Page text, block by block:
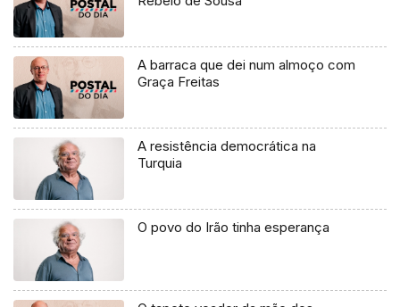
A barraca que dei num almoço com
Graça Freitas
A resistência democrática na
Turquia
O povo do Irão tinha esperança